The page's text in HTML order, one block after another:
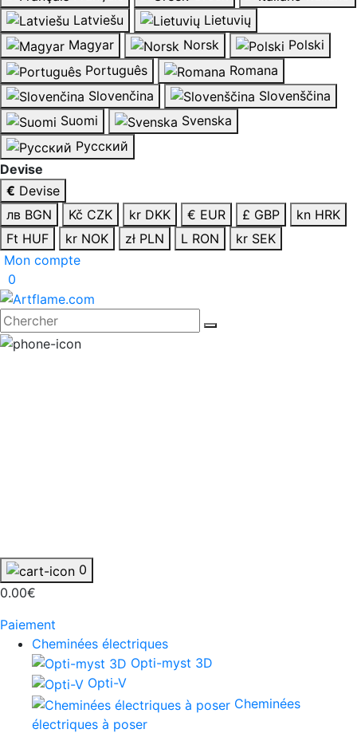
Latviešu
Lietuvių
Magyar
Norsk
Polski
Português
Romana
Slovenčina
Slovenščina
Suomi
Svenska
Русский
Devise
€ Devise
лв BGN
Kč CZK kr DKK € EUR £ GBP
kn HRK
Ft HUF
kr NOK zł PLN L RON
kr SEK
Mon compte
0
0
0.00€
Paiement
Cheminées électriques
Opti-myst 3D
Opti-V
Cheminées
électriques à poser